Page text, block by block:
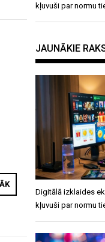
kļuvuši par normu
JAUNĀKIE
Digitālā izklaides
kļuvuši par normu